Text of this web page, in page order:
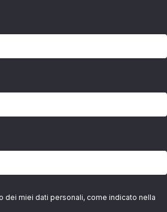
dei miei dati personali, come indicato nella